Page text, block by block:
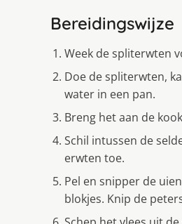
Bereidingswijze
Week de spliterwten
Doe de spliterwten,
water in een pan.
Breng het aan de
Schil intussen de
erwten toe.
Pel en snipper de
blokjes. Knip de